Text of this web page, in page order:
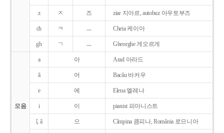
z ㅈ 즈 ziar 지아르, autobuz 아우토부즈
ch ㅋ ㅡ Cheia 케이아
gh ㄱ ㅡ Gheorghe 게오르게
모음
a 아 Arad 아라드
ǎ 어 Bacǎu 바커우
e 에 Elena 엘레나
i 이 pianist 피아니스트
î, â 으 Cîmpina 큼피나, România 로므니아